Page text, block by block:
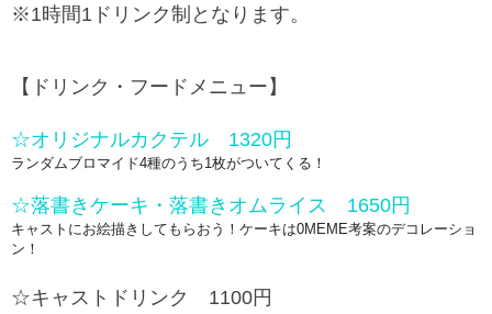
※1時間1ドリンク制となります。
【ドリンク・フードメニュー】
☆オリジナルカクテル 1320円
ランダムブロマイド4種のうち1枚がついてくる！
☆落書きケーキ・落書きオムライス 1650円
キャストにお絵描きしてもらおう！ケーキは0MEME考案のデコレーショ
ン！
☆キャストドリンク 1100円